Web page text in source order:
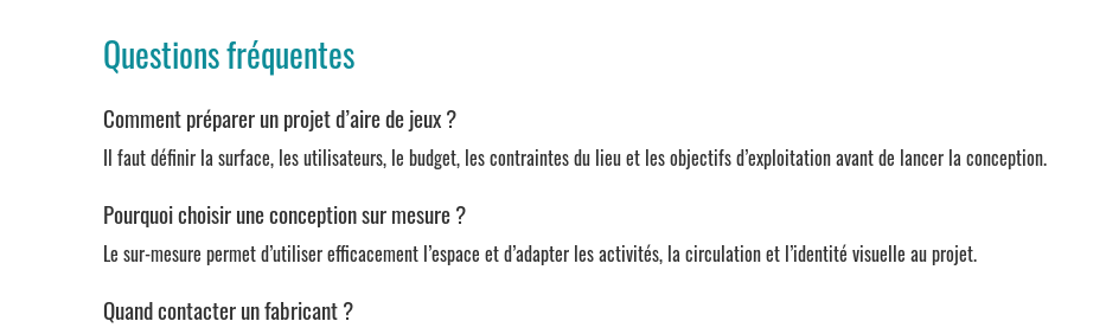
Questions fréquentes
Comment préparer un projet d’aire de jeux ?
Il faut définir la surface, les utilisateurs, le budget, les contraintes du lieu et les objectifs d’exploitation avant de lancer la conception.
Pourquoi choisir une conception sur mesure ?
Le sur-mesure permet d’utiliser efficacement l’espace et d’adapter les activités, la circulation et l’identité visuelle au projet.
Quand contacter un fabricant ?